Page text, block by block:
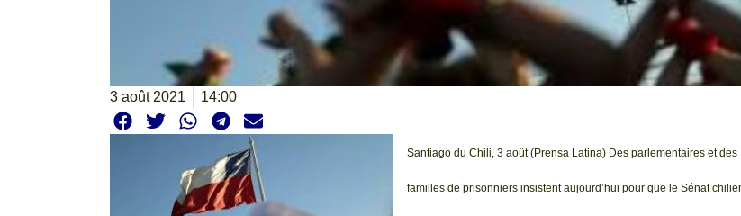
3 août 2021 14:00
Santiago du Chili, 3 août (Prensa Latina) Des parlementaires et des
familles de prisonniers insistent aujourd’hui pour que le Sénat